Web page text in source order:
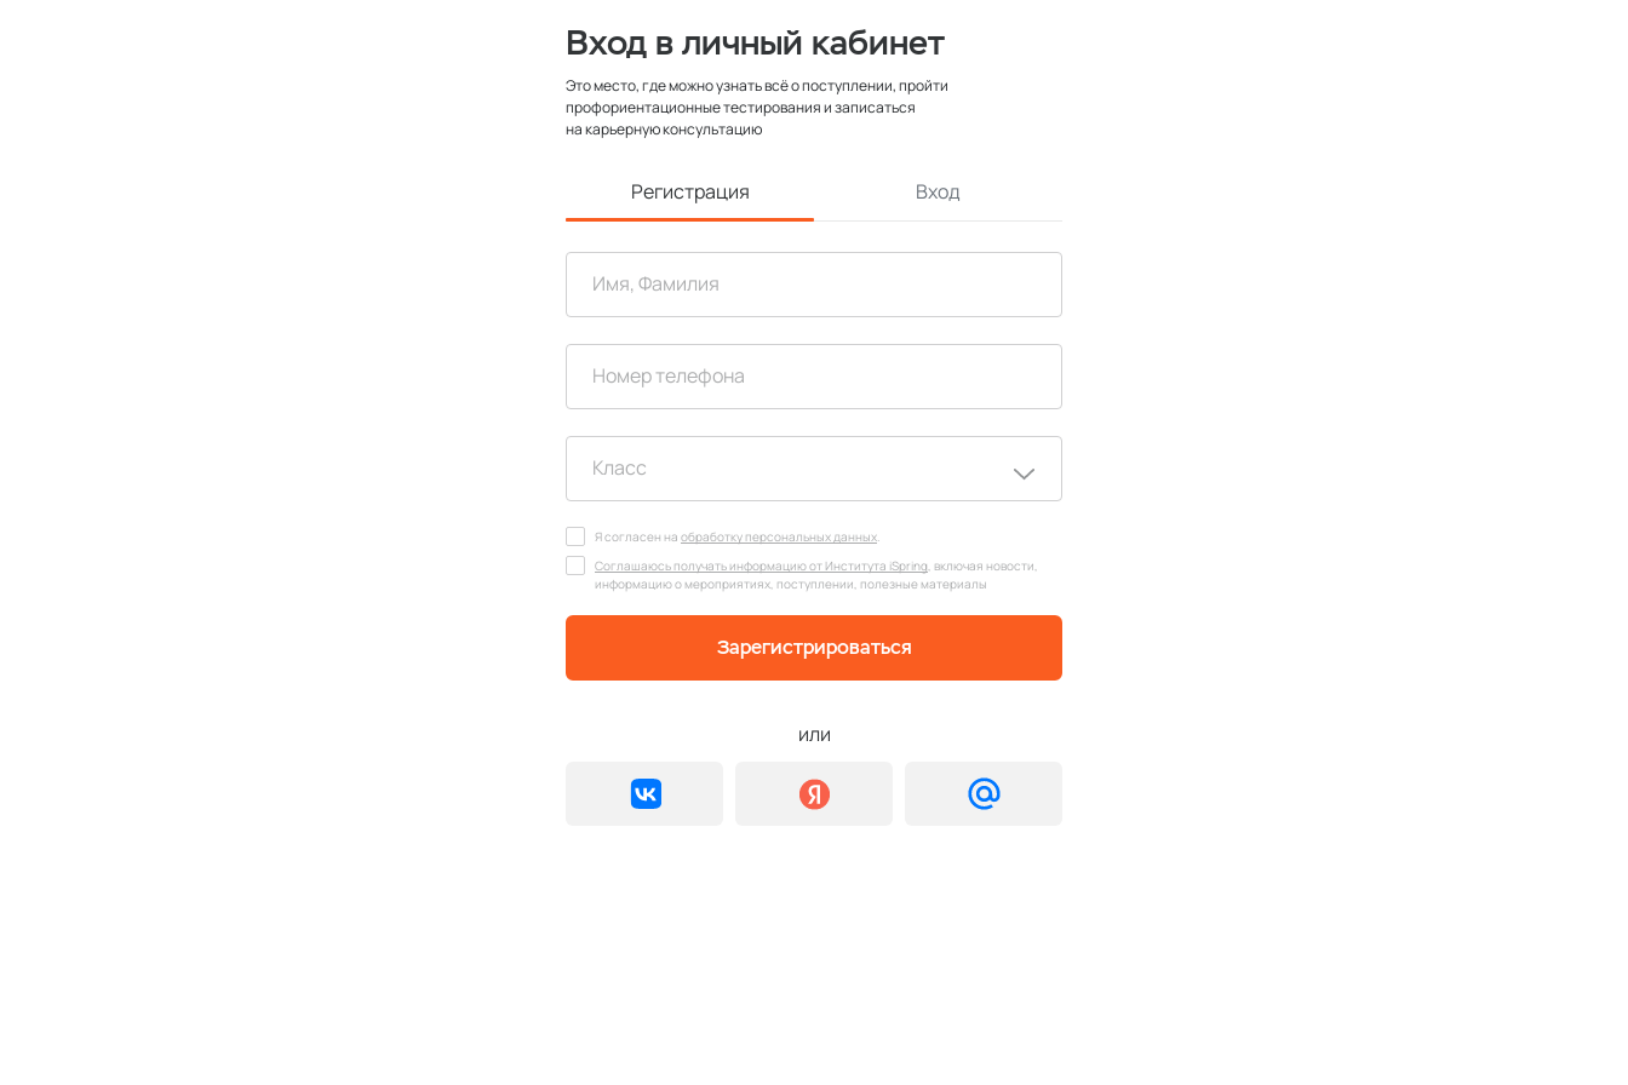
Вход в личный кабинет
Это место, где можно узнать всё о поступлении, пройти
профориентационные тестирования и записаться
на карьерную консультацию
Регистрация Вход
Я согласен на обработку персональных данных.
Соглашаюсь получать информацию от Института iSpring, включая новости,
информацию о мероприятиях, поступлении, полезные материалы
Зарегистрироваться
или